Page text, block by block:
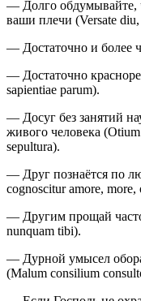
— Долго обдумывайте,
ваши плечи (Versate
— Достаточно и более
— Достаточно
sapientiae parum).
— Досуг без занятий
живого человека
sepultura).
— Друг познаётся по
cognoscitur amore, more,
— Другим прощай
nunquam tibi).
— Дурной умысел
(Malum consilium